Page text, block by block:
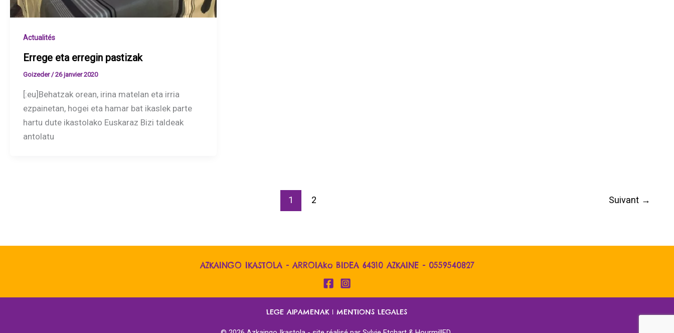
Actualités
Errege eta erregin pastizak
Goizeder /26 janvier 2020
[:eu]Behatzak orean, irina matelan eta irria
ezpainetan, hogei eta hamar bat ikaslek parte
hartu dute ikastolako Euskaraz Bizi taldeak
antolatu
1 2 Suivant →
AZKAINGO IKASTOLA - ARROIAko BIDEA 64310 AZKAINE - 0559540827
LEGE AIPAMENAK|MENTIONS LEGALES